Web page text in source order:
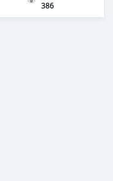
386